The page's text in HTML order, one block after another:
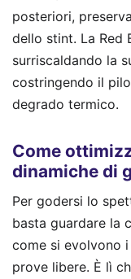
posteriori,
dello stint. La Red
surriscaldando la
costringendo il
degrado termico.
Come
dinamiche di
Per godersi lo
basta guardare la
come si evolvono
prove libere. È lì